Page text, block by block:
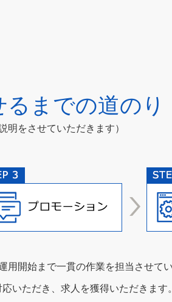
までの道のり
明をさせていただきます）
開始まで一貫の作業を担当させて
いただき、求人を獲得いただきま